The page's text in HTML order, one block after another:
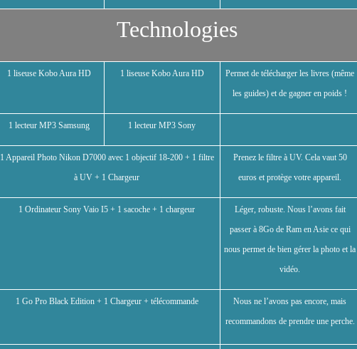
Technologies
1 liseuse Kobo Aura HD 1 liseuse Kobo Aura HD
Permet de télécharger les livres (même
les guides) et de gagner en poids !
1 lecteur MP3 Samsung 1 lecteur MP3 Sony
1 Appareil Photo Nikon D7000 avec 1 objectif 18-200 + 1 filtre
à UV + 1 Chargeur
Prenez le filtre à UV. Cela vaut 50
euros et protège votre appareil.
1 Ordinateur Sony Vaio I5 + 1 sacoche + 1 chargeur
Léger, robuste. Nous l’avons fait
passer à 8Go de Ram en Asie ce qui
nous permet de bien gérer la photo et la
vidéo.
1 Go Pro Black Edition + 1 Chargeur + télécommande
Nous ne l’avons pas encore, mais
recommandons de prendre une perche.